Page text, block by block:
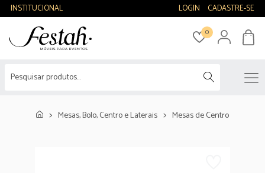
INSTITUCIONAL LOGIN CADASTRE-SE
0
Mesas, Bolo, Centro e Laterais Mesas de Centro